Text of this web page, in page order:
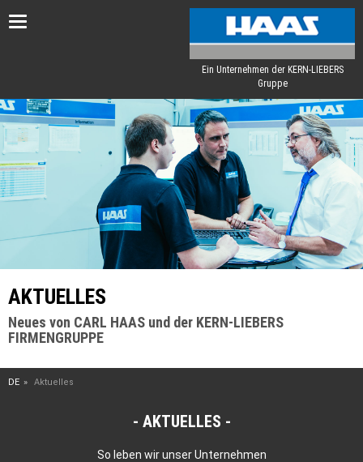
Toggle
Ein Unternehmen der KERN-LIEBERS
Gruppe
AKTUELLES
Neues von CARL HAAS und der KERN-LIEBERS
FIRMENGRUPPE
DE Aktuelles
AKTUELLES
So leben wir unser Unternehmen